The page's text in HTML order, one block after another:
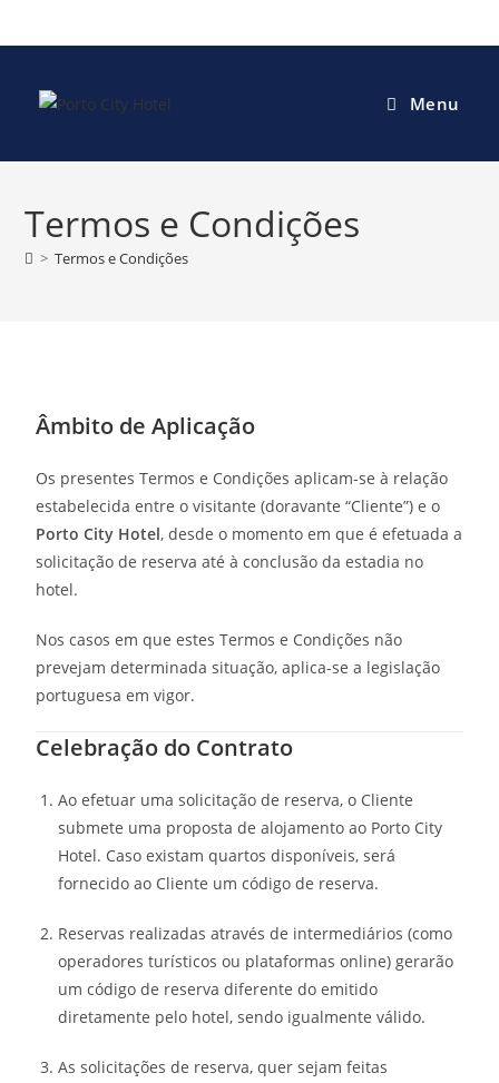
Menu
Termos e Condições
> Termos e Condições
Âmbito de Aplicação
Os presentes Termos e Condições aplicam-se à relação
estabelecida entre o visitante (doravante “Cliente”) e o
Porto City Hotel, desde o momento em que é efetuada a
solicitação de reserva até à conclusão da estadia no
hotel.
Nos casos em que estes Termos e Condições não
prevejam determinada situação, aplica-se a legislação
portuguesa em vigor.
Celebração do Contrato
Ao efetuar uma solicitação de reserva, o Cliente
submete uma proposta de alojamento ao Porto City
Hotel. Caso existam quartos disponíveis, será
fornecido ao Cliente um código de reserva.
Reservas realizadas através de intermediários (como
operadores turísticos ou plataformas online) gerarão
um código de reserva diferente do emitido
diretamente pelo hotel, sendo igualmente válido.
As solicitações de reserva, quer sejam feitas